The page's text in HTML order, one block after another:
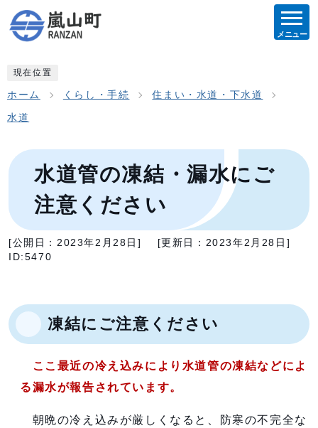
メニュー
現在位置
ホーム くらし・手続 住まい・水道・下水道
水道
水道管の凍結・漏水にご
注意ください
[公開日： 2023年2月28日 ] [更新日： 2023年2月28日 ]
ID:5470
凍結にご注意ください
ここ最近の冷え込みにより水道管の凍結などによ
る漏水が報告されています。
朝晩の冷え込みが厳しくなると、防寒の不完全な